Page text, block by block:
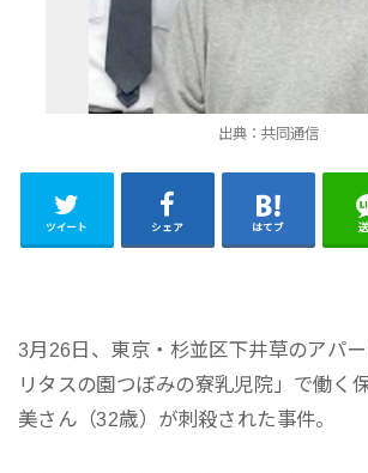
出典：共同通信
ツイート シェア はてブ
3月26日、東京・杉並区下井草のアパ
リタスの園つぼみの寮乳児院」で働く
美さん（32歳）が刺殺された事件。